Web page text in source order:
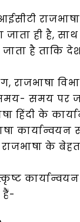
राजभाषा
जाता ही है,
जाता है ताकि
राजभाषा
समय पर
हिंदी के
कार्यान्वयन
के
हैं-